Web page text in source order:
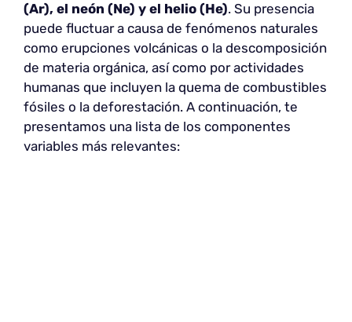
(Ar), el neón (Ne) y el helio (He). Su presencia
puede fluctuar a causa de fenómenos naturales
como erupciones volcánicas o la descomposición
de materia orgánica, así como por actividades
humanas que incluyen la quema de combustibles
fósiles o la deforestación. A continuación, te
presentamos una lista de los componentes
variables más relevantes: